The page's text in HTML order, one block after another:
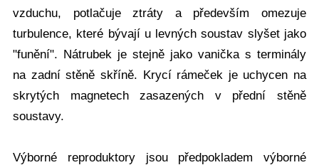
vzduchu, potlačuje ztráty a především omezuje
turbulence, které bývají u levných soustav slyšet jako
"funění". Nátrubek je stejně jako vanička s terminály
na zadní stěně skříně. Krycí rámeček je uchycen na
skrytých magnetech zasazených v přední stěně
soustavy.
Výborné reproduktory jsou předpokladem výborné